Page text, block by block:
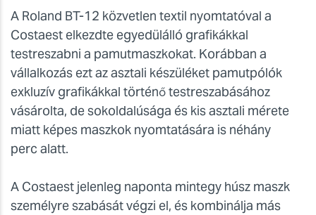
A Roland BT-12 közvetlen textil nyomtatóval a
Costaest elkezdte egyedülálló grafikákkal
testreszabni a pamutmaszkokat. Korábban a
vállalkozás ezt az asztali készüléket pamutpólók
exkluzív grafikákkal történő testreszabásához
vásárolta, de sokoldalúsága és kis asztali mérete
miatt képes maszkok nyomtatására is néhány
perc alatt.
A Costaest jelenleg naponta mintegy húsz maszk
személyre szabását végzi el, és kombinálja más